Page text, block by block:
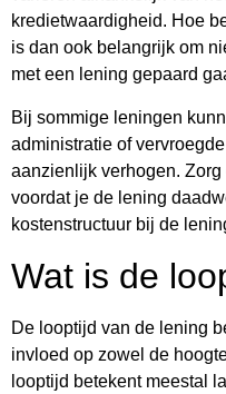
kredietwaardigheid. Hoe
is dan ook belangrijk om
met een lening gepaard
Bij sommige leningen
administratie of
aanzienlijk verhogen.
voordat je de lening
kostenstructuur bij de
Wat is de
De looptijd van de lening
invloed op zowel de
looptijd betekent meestal